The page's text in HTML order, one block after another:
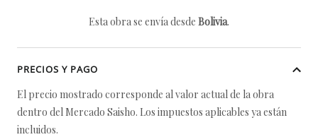
Esta obra se envía desde Bolivia.
PRECIOS Y PAGO
El precio mostrado corresponde al valor actual de la obra
dentro del Mercado Saisho. Los impuestos aplicables ya están
incluidos.